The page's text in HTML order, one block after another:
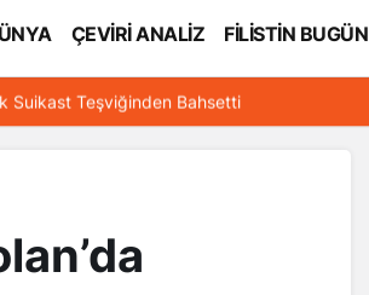
ÇEVİRİ ANALİZ FİLİSTİN BUGÜN
Suikast Teşviğinden Bahsetti